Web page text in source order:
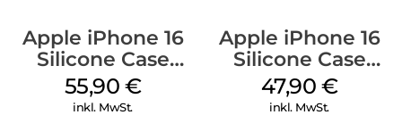
Apple iPhone 16
Silicone Case
MagSafe
Ultramarine
55,90 €
inkl. MwSt.
Apple iPhone 16
Silicone Case
MagSafe Fuchsia
47,90 €
inkl. MwSt.